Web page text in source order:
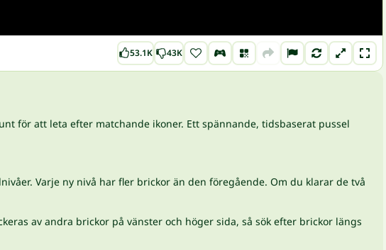
53.1K 43K
för att leta efter matchande ikoner. Ett spännande, tidsbaserat pussel
Varje ny nivå har fler brickor än den föregående. Om du klarar de två
av andra brickor på vänster och höger sida, så sök efter brickor längs